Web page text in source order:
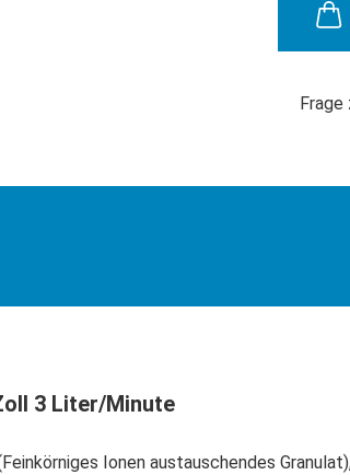
Frage
3 Liter/Minute
Ionen austauschendes